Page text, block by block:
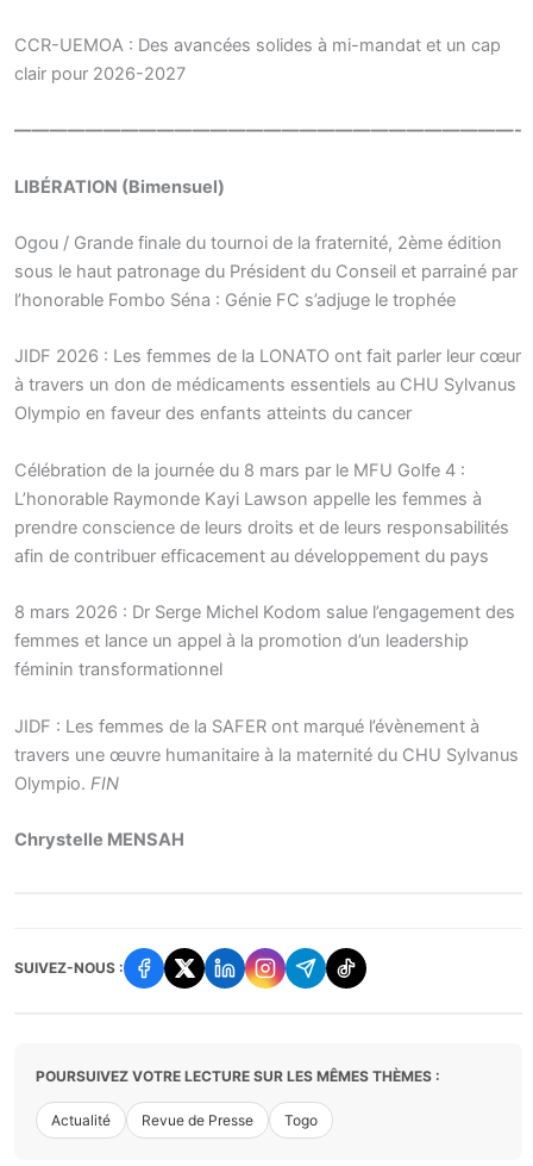
CCR-UEMOA : Des avancées solides à mi-mandat et un cap
clair pour 2026-2027
————————————————————————————-
LIBÉRATION (Bimensuel)
Ogou / Grande finale du tournoi de la fraternité, 2ème édition
sous le haut patronage du Président du Conseil et parrainé par
l’honorable Fombo Séna : Génie FC s’adjuge le trophée
JIDF 2026 : Les femmes de la LONATO ont fait parler leur cœur
à travers un don de médicaments essentiels au CHU Sylvanus
Olympio en faveur des enfants atteints du cancer
Célébration de la journée du 8 mars par le MFU Golfe 4 :
L’honorable Raymonde Kayi Lawson appelle les femmes à
prendre conscience de leurs droits et de leurs responsabilités
afin de contribuer efficacement au développement du pays
8 mars 2026 : Dr Serge Michel Kodom salue l’engagement des
femmes et lance un appel à la promotion d’un leadership
féminin transformationnel
JIDF : Les femmes de la SAFER ont marqué l’évènement à
travers une œuvre humanitaire à la maternité du CHU Sylvanus
Olympio. FIN
Chrystelle MENSAH
SUIVEZ-NOUS :
POURSUIVEZ VOTRE LECTURE SUR LES MÊMES THÈMES :
Actualité Revue de Presse Togo